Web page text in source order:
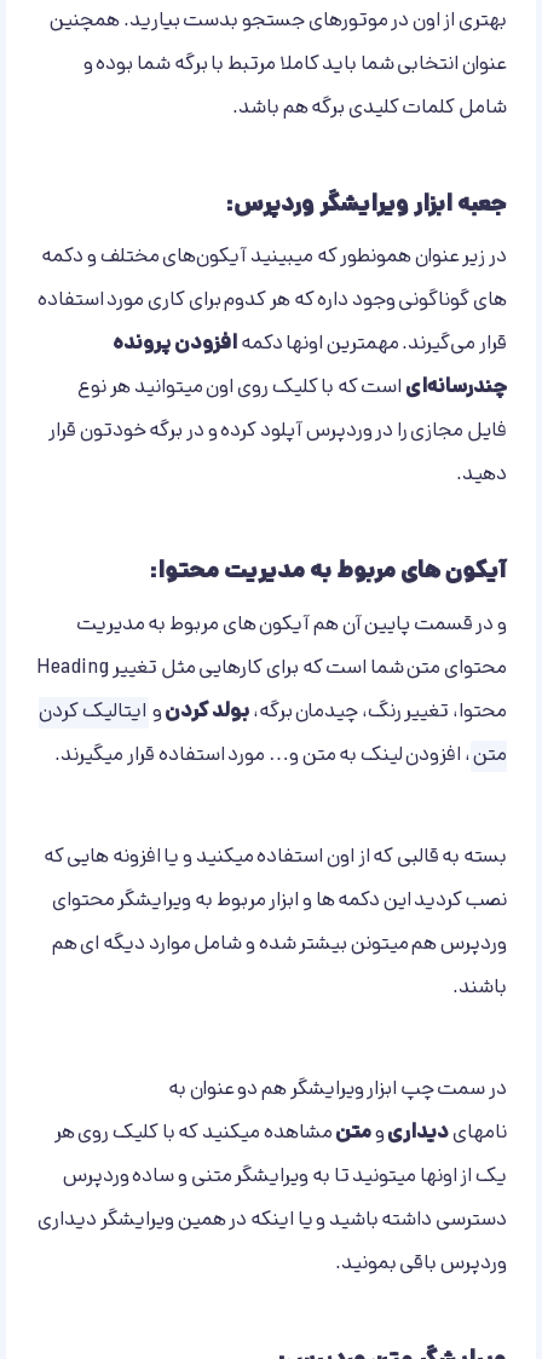
بهتری از اون در موتورهای جستجو بدست بیارید. همچنین
عنوان انتخابی شما باید کاملا مرتبط با برگه شما بوده و
شامل کلمات کلیدی برگه هم باشد.
جعبه ابزار ویرایشگر وردپرس:
در زیر عنوان همونطور که میبینید آیکون‌های مختلف و دکمه
های گوناگونی وجود داره که هر کدوم برای کاری مورد استفاده
قرار می‌گیرند. مهمترین اونها دکمهافزودن پرونده
چند‌رسانه‌ایاست که با کلیک روی اون میتوانید هر نوع
فایل مجازی را در وردپرس آپلود کرده و در برگه خودتون قرار
دهید.
آیکون های مربوط به مدیریت محتوا:
و در قسمت پایین آن هم آیکون های مربوط به مدیریت
محتوای متن شما است که برای کارهایی مثل تغییر Heading
محتوا، تغییر رنگ، چیدمان برگه،بولد کردنو ایتالیک کردن
متن، افزودن لینک به متن و… مورد استفاده قرار میگیرند.
بسته به قالبی که از اون استفاده میکنید و یا افزونه هایی که
نصب کردید این دکمه ها و ابزار مربوط به ویرایشگر محتوای
وردپرس هم میتونن بیشتر شده و شامل موارد دیگه ای هم
باشند.
در سمت چپ ابزار ویرایشگر هم دو عنوان به
نامهایدیداریومتنمشاهده میکنید که با کلیک روی هر
یک از اونها میتونید تا به ویرایشگر متنی و ساده وردپرس
دسترسی داشته باشید و یا اینکه در همین ویرایشگر دیداری
وردپرس باقی بمونید.